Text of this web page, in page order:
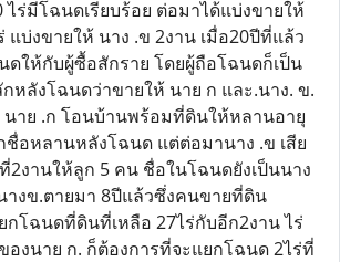
ไร่มีโฉนดเรียบร้อย ต่อมาได้แบ่งขายให้
แบ่งขายให้ นาง .ข 2งาน เมื่อ20ปีที่แล้ว
ดให้กับผู้ซื้อสักราย โดยผู้ถือโฉนดก็เป็น
หลังโฉนดว่าขายให้ นาย ก และ.นาง. ข.
นาย .ก โอนบ้านพร้อมที่ดินให้หลานอายุ
ชื่อหลานหลังโฉนด แต่ต่อมานาง .ข เสีย
2งานให้ลูก 5 คน ชื่อในโฉนดยังเป็นนาง
างข.ตายมา 8ปีแล้วซึ่งคนขายที่ดิน
กโฉนดที่ดินที่เหลือ 27ไร่กับอีก2งาน ไร่
งนาย ก. ก็ต้องการที่จะแยกโฉนด 2ไร่ที่